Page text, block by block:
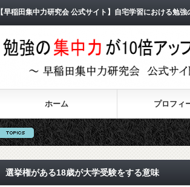
【早稲田集中力研究会 公式サイト】自宅学習における勉
ホーム プロフィ
選挙権がある18歳が大学受験をする意味